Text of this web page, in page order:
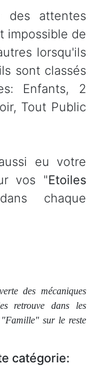
des attentes
impossible de
lorsqu'ils
sont classés
Enfants, 2
Tout Public
eu votre
vos "Etoiles
chaque
des mécaniques
retrouve dans les
sur le reste
catégorie: